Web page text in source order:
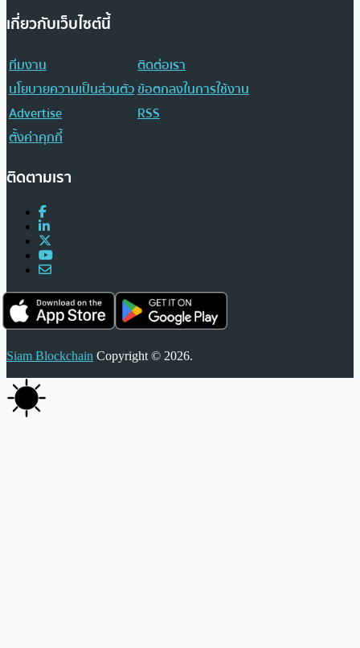
เกี่ยวกับเว็บไซต์นี้
ทีมงาน
ติดต่อเรา
นโยบายความเป็นส่วนตัวข้อตกลงในการใช้งาน
Advertise
RSS
ตั้งค่าคุกกี้
ติดตามเรา
Siam Blockchain Copyright © 2026.